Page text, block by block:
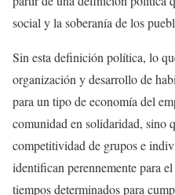
social y la soberanía de los
Sin esta definición política, lo
organización y desarrollo de
para un tipo de economía del
comunidad en solidaridad, sino
competitividad de grupos e
identifican perennemente para
tiempos determinados para